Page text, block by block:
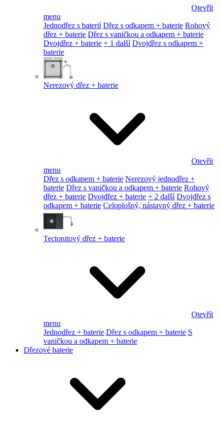
Otevřít
menu
Jednodřez s baterií Dřez s odkapem + baterie Rohový
dřez + baterie Dřez s vaničkou a odkapem + baterie
Dvojdřez + baterie + 1 další Dvojdřez s odkapem +
baterie
Nerezový dřez + baterie
Otevřít
menu
Dřez s odkapem + baterie Nerezový jednodřez +
baterie Dřez s vaničkou a odkapem + baterie Rohový
dřez + baterie Dvojdřez + baterie + 2 další Dvojdřez s
odkapem + baterie Celoplošný, nástavný dřez + baterie
Tectonitový dřez + baterie
Otevřít
menu
Jednodřez + baterie Dřez s odkapem + baterie S
vaničkou a odkapem + baterie
Dřezové baterie